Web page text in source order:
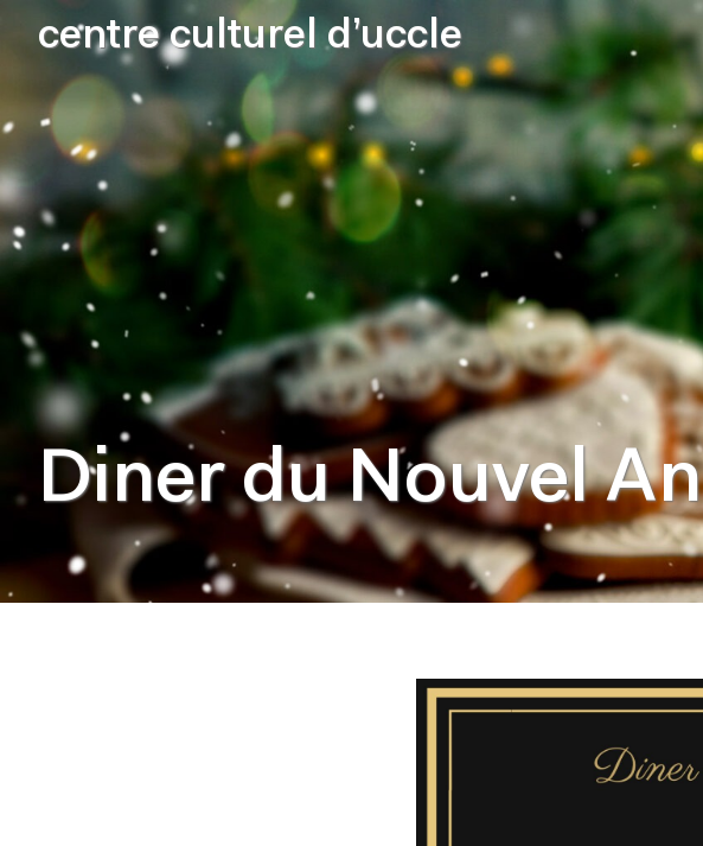
centre culturel d’uccle
Diner du Nouvel An